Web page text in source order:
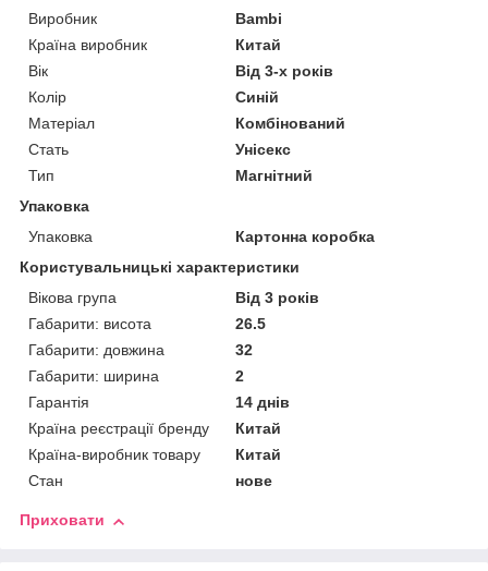
Виробник
Bambi
Країна виробник
Китай
Вік
Від 3-х років
Колір
Синій
Матеріал
Комбінований
Стать
Унісекс
Тип
Магнітний
Упаковка
Упаковка
Картонна коробка
Користувальницькі характеристики
Вікова група
Від 3 років
Габарити: висота
26.5
Габарити: довжина
32
Габарити: ширина
2
Гарантія
14 днів
Країна реєстрації бренду
Китай
Країна-виробник товару
Китай
Стан
нове
Приховати